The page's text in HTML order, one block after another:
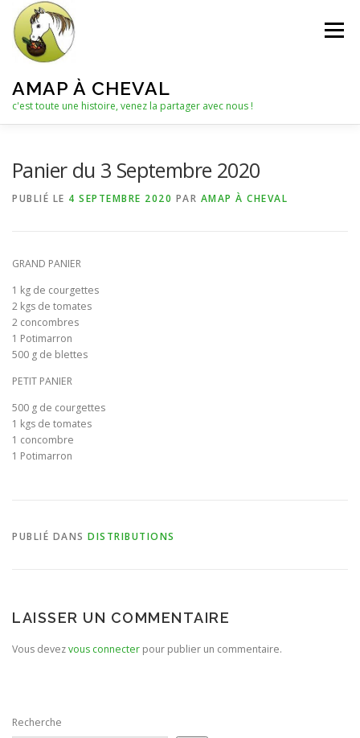
contenu
AMAP À CHEVAL
c'est toute une histoire, venez la partager avec nous !
Menu
LES AUTRES PRODUITS
Panier du 3 Septembre 2020
PUBLIÉ LE 4 SEPTEMBRE 2020 PAR AMAP À CHEVAL
GRAND PANIER
1 kg de courgettes
2 kgs de tomates
2 concombres
1 Potimarron
500 g de blettes
PETIT PANIER
500 g de courgettes
1 kgs de tomates
1 concombre
1 Potimarron
PUBLIÉ DANS DISTRIBUTIONS
LAISSER UN COMMENTAIRE
Vous devezvous connecter pour publier un commentaire.
Recherche